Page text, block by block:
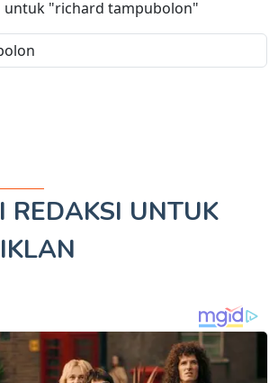
untuk "richard tampubolon"
REDAKSI UNTUK